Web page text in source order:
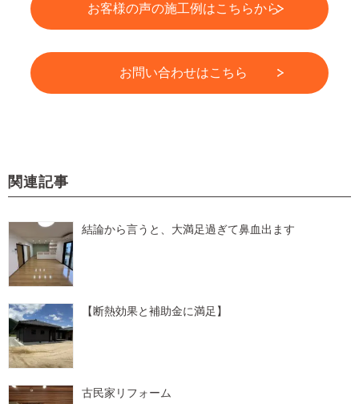
お客様の声の施工例はこちらから
お問い合わせはこちら
関連記事
結論から言うと、大満足過ぎて鼻血出ます
【断熱効果と補助金に満足】
古民家リフォーム